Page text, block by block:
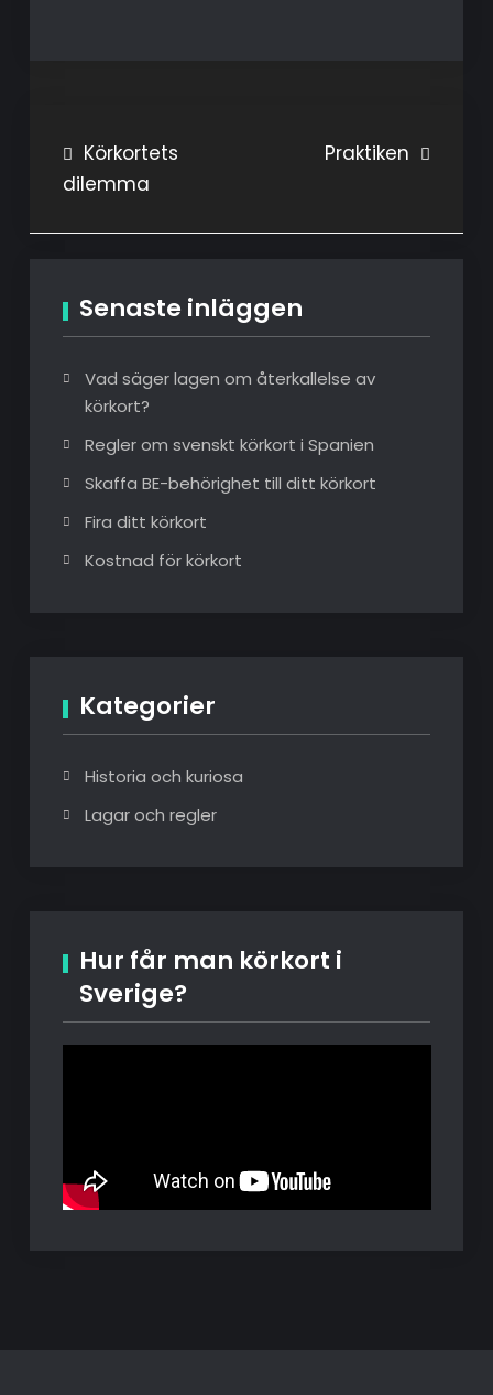
Inläggsnavigering
Körkortets
dilemma
Praktiken
Senaste inläggen
Vad säger lagen om återkallelse av
körkort?
Regler om svenskt körkort i Spanien
Skaffa BE-behörighet till ditt körkort
Fira ditt körkort
Kostnad för körkort
Kategorier
Historia och kuriosa
Lagar och regler
Hur får man körkort i
Sverige?